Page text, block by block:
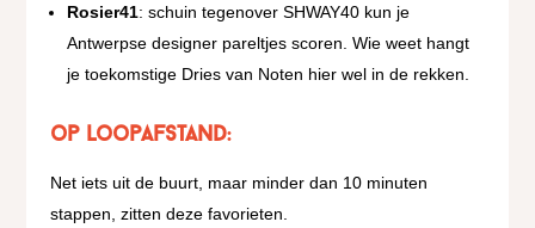
Rosier41: schuin tegenover SHWAY40 kun je
Antwerpse designer pareltjes scoren. Wie weet hangt
je toekomstige Dries van Noten hier wel in de rekken.
op loopafstand:
Net iets uit de buurt, maar minder dan 10 minuten
stappen, zitten deze favorieten.